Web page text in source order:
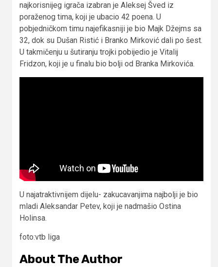
najkorisnijeg igrača izabran je Aleksej Šved iz
poraženog tima, koji je ubacio 42 poena. U
pobjedničkom timu najefikasniji je bio Majk Džejms sa
32, dok su Dušan Ristić i Branko Mirković dali po šest.
U takmičenju u šutiranju trojki pobijedio je Vitalij
Fridzon, koji je u finalu bio bolji od Branka Mirkovića.
U najatraktivnijem dijelu- zakucavanjima najbolji je bio
mladi Aleksandar Petev, koji je nadmašio Ostina
Holinsa.
foto:vtb liga
About The Author